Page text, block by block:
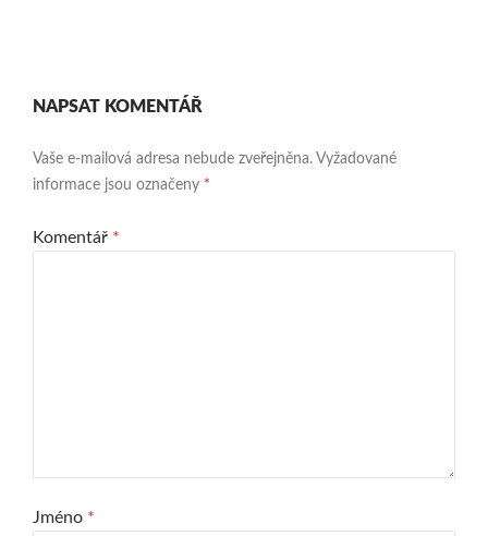
NAPSAT KOMENTÁŘ
Vaše e-mailová adresa nebude zveřejněna. Vyžadované
informace jsou označeny *
Komentář *
Jméno *